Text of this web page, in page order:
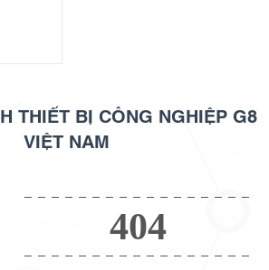
THIẾT BỊ CÔNG NGHIỆP G8
VIỆT NAM